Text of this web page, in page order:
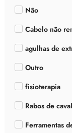
Não
Cabelo não
agulhas de
Outro
fisioterapia
Rabos de
Ferramentas